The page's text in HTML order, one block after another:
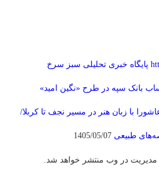
پایگاه خبری تحلیلی سبز سرخ
بانک سپه در طرح «نگین امید»
با زبان هنر در مسیر نجف تا کربلا/
طبیعی
در وب منتشر خواهد شد.